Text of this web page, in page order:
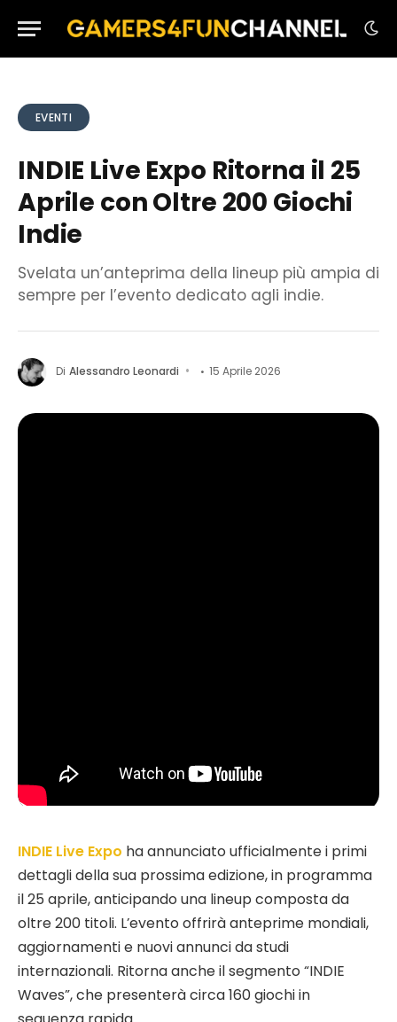
EVENTI
INDIE Live Expo Ritorna il 25
Aprile con Oltre 200 Giochi
Indie
Svelata un’anteprima della lineup più ampia di
sempre per l’evento dedicato agli indie.
Di Alessandro Leonardi 15 Aprile 2026
INDIE Live Expo ha annunciato ufficialmente i primi
dettagli della sua prossima edizione, in programma
il 25 aprile, anticipando una lineup composta da
oltre 200 titoli. L’evento offrirà anteprime mondiali,
aggiornamenti e nuovi annunci da studi
internazionali. Ritorna anche il segmento “INDIE
Waves”, che presenterà circa 160 giochi in